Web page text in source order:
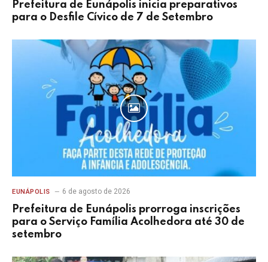
Prefeitura de Eunápolis inicia preparativos
para o Desfile Cívico de 7 de Setembro
EUNÁPOLIS 6 de agosto de 2026
Prefeitura de Eunápolis prorroga inscrições
para o Serviço Família Acolhedora até 30 de
setembro